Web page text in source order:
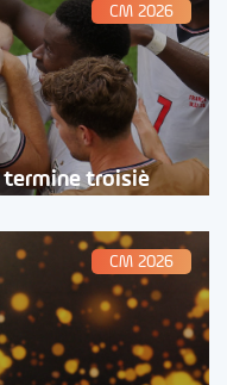
CM 2026
termine troisiè
CM 2026